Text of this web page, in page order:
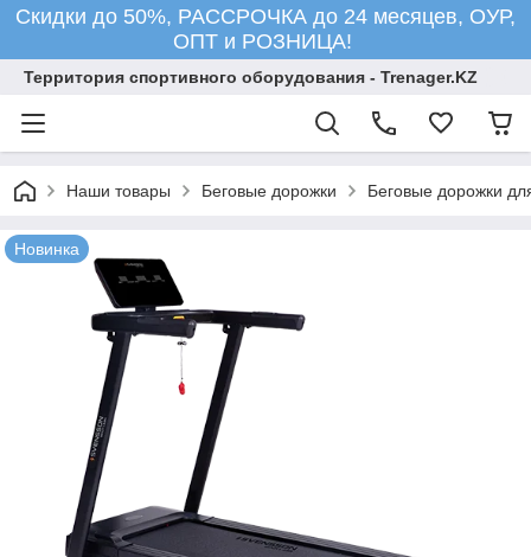
Скидки до 50%, РАССРОЧКА до 24 месяцев, ОУР,
ОПТ и РОЗНИЦА!
Территория спортивного оборудования - Trenager.KZ
Наши товары Беговые дорожки Беговые дорожки
Новинка